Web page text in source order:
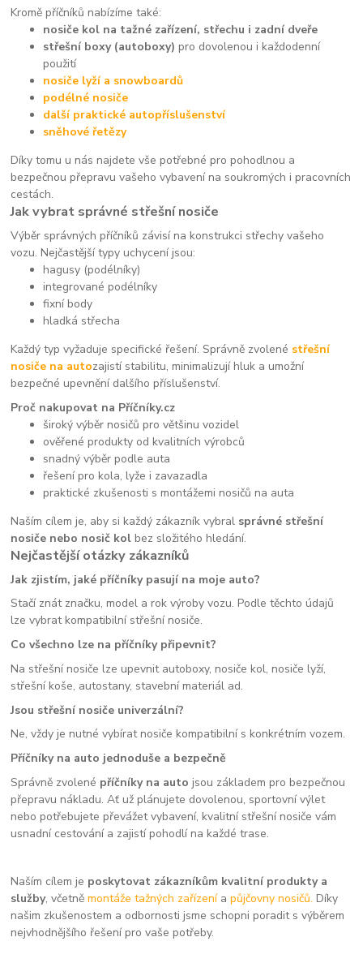
Kromě příčníků nabízíme také:
nosiče kol na tažné zařízení, střechu i zadní dveře
střešní boxy (autoboxy) pro dovolenou i každodenní
použití
nosiče lyží a snowboardů
podélné nosiče
další praktické autopříslušenství
sněhové řetězy
Díky tomu u nás najdete vše potřebné pro pohodlnou a
bezpečnou přepravu vašeho vybavení na soukromých i pracovních
cestách.
Jak vybrat správné střešní nosiče
Výběr správných příčníků závisí na konstrukci střechy vašeho
vozu. Nejčastější typy uchycení jsou:
hagusy (podélníky)
integrované podélníky
fixní body
hladká střecha
Každý typ vyžaduje specifické řešení. Správně zvolené střešní
nosiče na autozajistí stabilitu, minimalizují hluk a umožní
bezpečné upevnění dalšího příslušenství.
Proč nakupovat na Příčníky.cz
široký výběr nosičů pro většinu vozidel
ověřené produkty od kvalitních výrobců
snadný výběr podle auta
řešení pro kola, lyže i zavazadla
praktické zkušenosti s montážemi nosičů na auta
Naším cílem je, aby si každý zákazník vybral správné střešní
nosiče nebo nosič kol bez složitého hledání.
Nejčastější otázky zákazníků
Jak zjistím, jaké příčníky pasují na moje auto?
Stačí znát značku, model a rok výroby vozu. Podle těchto údajů
lze vybrat kompatibilní střešní nosiče.
Co všechno lze na příčníky připevnit?
Na střešní nosiče lze upevnit autoboxy, nosiče kol, nosiče lyží,
střešní koše, autostany, stavební materiál ad.
Jsou střešní nosiče univerzální?
Ne, vždy je nutné vybírat nosiče kompatibilní s konkrétním vozem.
Příčníky na auto jednoduše a bezpečně
Správně zvolené příčníky na auto jsou základem pro bezpečnou
přepravu nákladu. Ať už plánujete dovolenou, sportovní výlet
nebo potřebujete převážet vybavení, kvalitní střešní nosiče vám
usnadní cestování a zajistí pohodlí na každé trase.
Naším cílem je poskytovat zákazníkům kvalitní produkty a
služby, včetněmontáže tažných zařízení apůjčovny nosičů. Díky
našim zkušenostem a odbornosti jsme schopni poradit s výběrem
nejvhodnějšího řešení pro vaše potřeby.